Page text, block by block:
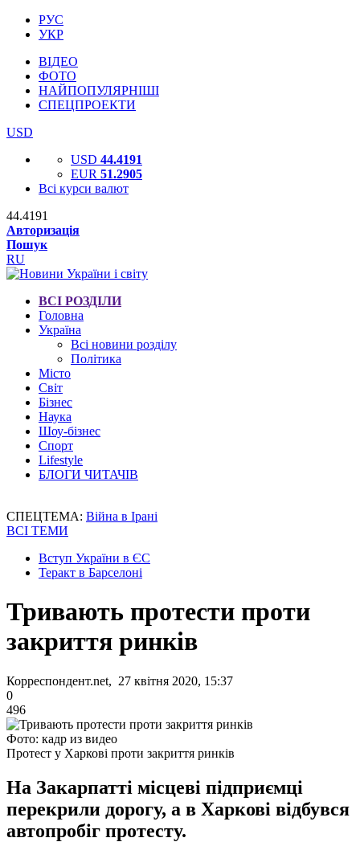
РУС
УКР
ВІДЕО
ФОТО
НАЙПОПУЛЯРНІШІ
СПЕЦПРОЕКТИ
USD
USD 44.4191
EUR 51.2905
Всі курси валют
44.4191
Авторизація
Пошук
RU
ВСІ РОЗДІЛИ
Головна
Україна
Всі новини розділу
Політика
Місто
Світ
Бізнес
Наука
Шоу-бізнес
Спорт
Lifestyle
БЛОГИ ЧИТАЧІВ
СПЕЦТЕМА: Війна в Ірані
ВСІ ТЕМИ
Вступ України в ЄС
Теракт в Барселоні
Тривають протести проти
закриття ринків
Корреспондент.net, 27 квітня 2020, 15:37
0
496
Фото: кадр из видео
Протест у Харкові проти закриття ринків
На Закарпатті місцеві підприємці
перекрили дорогу, а в Харкові відбувся
автопробіг протесту.